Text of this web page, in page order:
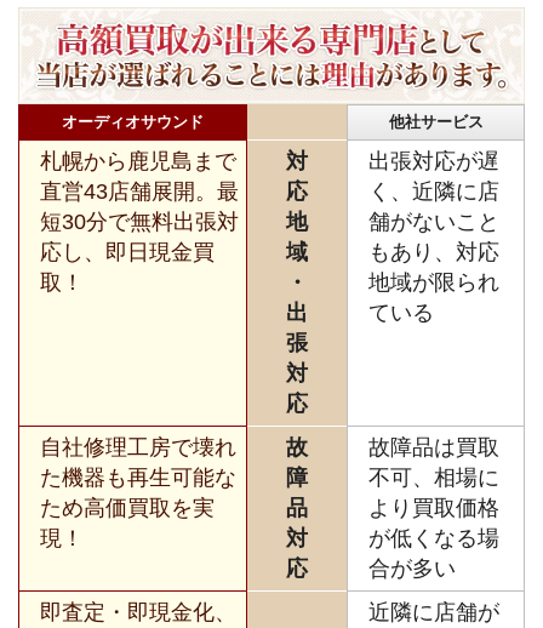
オーディオサウンド 他社サービス
札幌から鹿児島まで
直営43店舗展開。最
短30分で無料出張対
応し、即日現金買
取！
対
応
地
域
・
出
張
対
応
出張対応が遅
く、近隣に店
舗がないこと
もあり、対応
地域が限られ
ている
自社修理工房で壊れ
た機器も再生可能な
ため高価買取を実
現！
故
障
品
対
応
故障品は買取
不可、相場に
より買取価格
が低くなる場
合が多い
即査定・即現金化、
近隣に店舗が